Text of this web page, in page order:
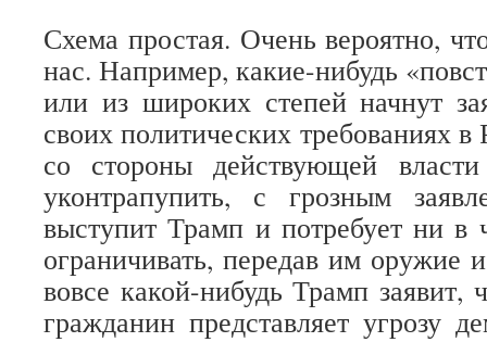
Схема простая. Очень вероятно,
нас. Например, какие-нибудь
или из широких степей начнут
своих политических требованиях
со стороны действующей власти
уконтрапупить, с грозным
выступит Трамп и потребует ни в
ограничивать, передав им оружие
вовсе какой-нибудь Трамп
гражданин представляет угрозу